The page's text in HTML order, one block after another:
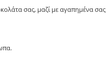
σας, μαζί με αγαπημένα σας